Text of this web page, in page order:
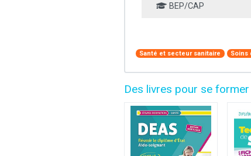
BEP/CAP
Santé et secteur sanitaire Soins
Des livres pour se former